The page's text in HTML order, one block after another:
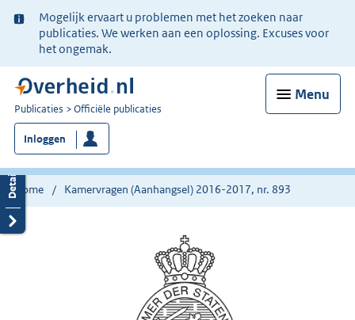
Ter
informatie:
Mogelijk ervaart u problemen met het zoeken naar
publicaties. We werken aan een oplossing. Excuses voor
het ongemak.
Menu
U
bent
nu
hier:
Publicaties Officiële publicaties
Inloggen
Home Kamervragen (Aanhangsel) 2016-2017, nr. 893